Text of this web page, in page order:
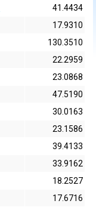
41.4434
17.9310
130.3510
22.2959
23.0868
47.5190
30.0163
23.1586
39.4133
33.9162
18.2527
17.6716